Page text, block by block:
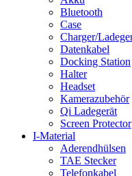
Bluetooth
Case
Charger/
Datenkabel
Docking Station
Halter
Headset
Kamerazubehör
Qi Ladegerät
Screen Protector
I-Material
Aderendhülsen
TAE Stecker
Telefonkabel